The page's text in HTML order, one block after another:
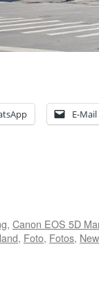
E-Mail
, Canon EOS 5D
, Foto, Fotos,